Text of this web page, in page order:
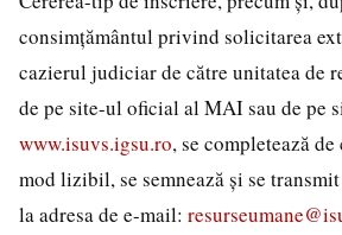
consimțământul privind solicitarea
cazierul judiciar de către unitatea de
de pe site-ul oficial al MAI sau de pe
www.isuvs.igsu.ro, se completează
mod lizibil, se semnează și se
la adresa de e-mail: